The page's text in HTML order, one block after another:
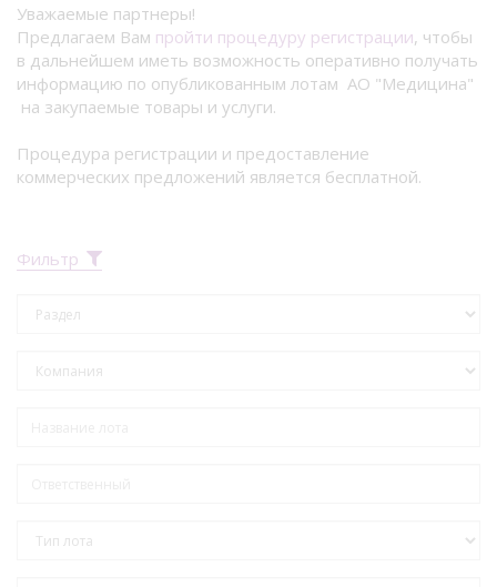
Уважаемые партнеры!
Предлагаем Вам пройти процедуру регистрации, чтобы
в дальнейшем иметь возможность оперативно получать
информацию по опубликованным лотам АО "Медицина"
на закупаемые товары и услуги.
Процедура регистрации и предоставление
коммерческих предложений является бесплатной.
Фильтр